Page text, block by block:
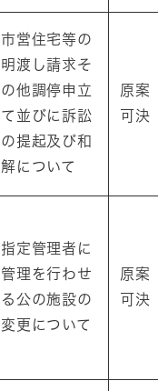
市営住宅等の
明渡し請求そ
の他調停申立
て並びに訴訟
の提起及び和
解について
原案
可決
指定管理者に
管理を行わせ
る公の施設の
変更について
原案
可決